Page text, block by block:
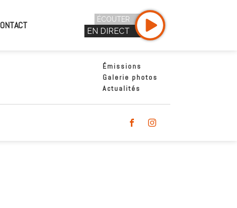
ÉCOUTER
EN DIRECT
Émissions
Galerie photos
Actualités